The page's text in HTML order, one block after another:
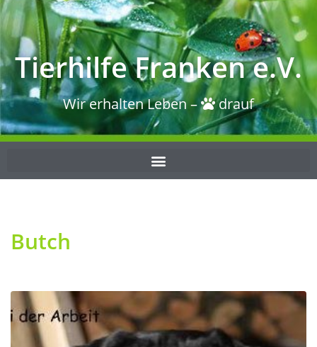
Tierhilfe Franken e.V.
Wir erhalten Leben – drauf
Butch